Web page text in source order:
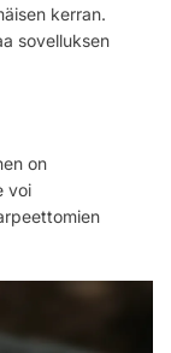
kerran.
sovelluksen
on
voi